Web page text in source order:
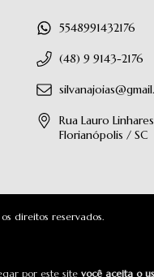
por este site você aceita o
5548991432176
(48) 9 9143-2176
Rua Lauro
Florianópolis / SC
direitos reservados.